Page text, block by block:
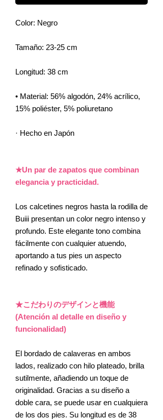
Color: Negro
Tamaño: 23-25 cm
Longitud: 38 cm
• Material: 56% algodón, 24% acrílico,
15% poliéster, 5% poliuretano
· Hecho en Japón
★Un par de zapatos que combinan
elegancia y practicidad.
Los calcetines negros hasta la rodilla de
Buiii presentan un color negro intenso y
profundo. Este elegante tono combina
fácilmente con cualquier atuendo,
aportando a tus pies un aspecto
refinado y sofisticado.
★こだわりのデザインと機能
(Atención al detalle en diseño y
funcionalidad)
El bordado de calaveras en ambos
lados, realizado con hilo plateado, brilla
sutilmente, añadiendo un toque de
originalidad. Gracias a su diseño a
doble cara, se puede usar en cualquiera
de los dos pies. Su longitud es de 38